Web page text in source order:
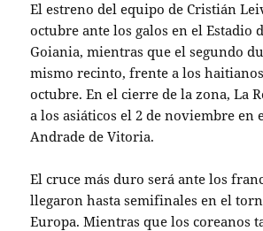
El estreno del equipo de Cristián
octubre ante los galos en el Estadio
Goiania, mientras que el segundo
mismo recinto, frente a los
octubre. En el cierre de la zona, La
a los asiáticos el 2 de noviembre en
Andrade de Vitoria.
El cruce más duro será ante los
llegaron hasta semifinales en el
Europa. Mientras que los coreanos